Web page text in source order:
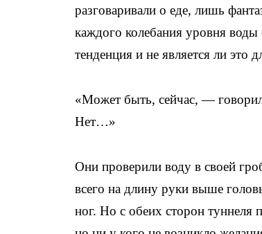
разговаривали о еде, лишь
каждого колебания уровня
тенденция и не является ли это
«Может быть, сейчас, —
Нет…»
Они проверили воду в своей
всего на длину руки выше
ног. Но с обеих сторон туннеля